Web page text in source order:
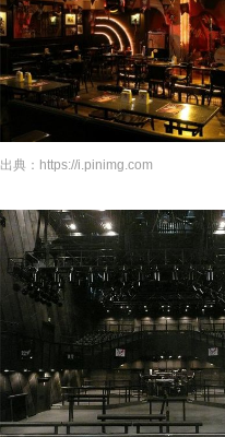
出典： https://i.pinimg.com